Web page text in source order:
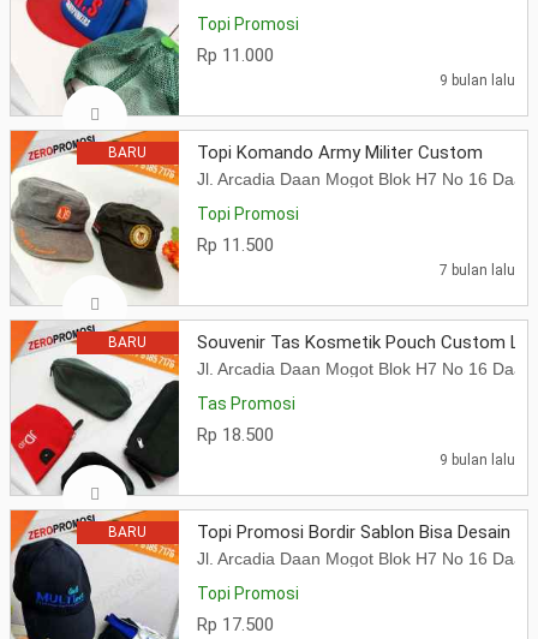
Topi Promosi
Rp 11.000
9 bulan lalu
BARU Topi Komando Army Militer Custom
Jl. Arcadia Daan Mogot Blok H7 No 16
Topi Promosi
Rp 11.500
7 bulan lalu
BARU Souvenir Tas Kosmetik Pouch Custom
Jl. Arcadia Daan Mogot Blok H7 No 16
Tas Promosi
Rp 18.500
9 bulan lalu
BARU Topi Promosi Bordir Sablon Bisa Desain
Jl. Arcadia Daan Mogot Blok H7 No 16
Topi Promosi
Rp 17.500